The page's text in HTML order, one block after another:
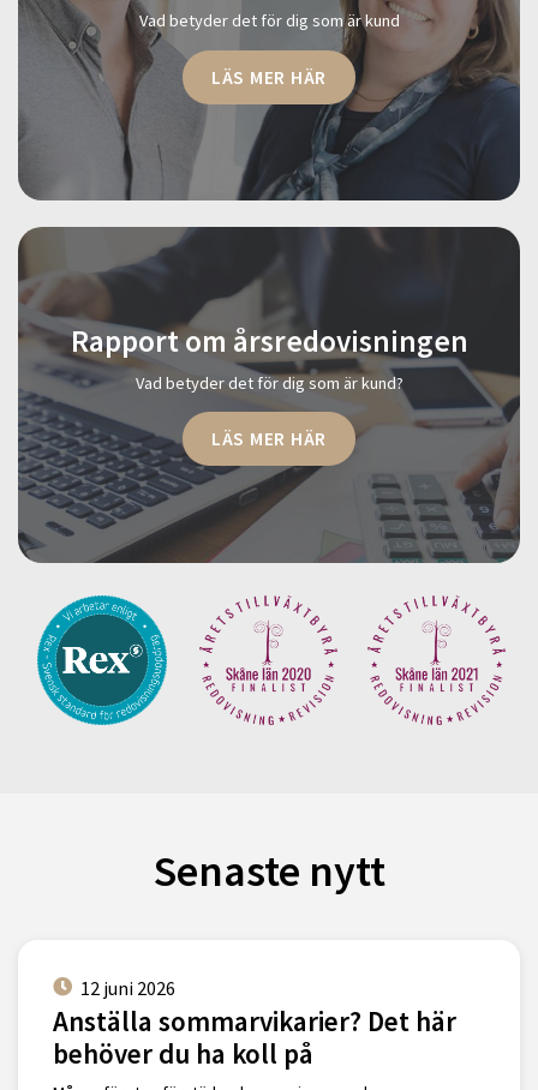
Vad betyder det för dig som är kund
LÄS MER HÄR
Rapport om årsredovisningen
Vad betyder det för dig som är kund?
LÄS MER HÄR
Senaste nytt
12 juni 2026
Anställa sommarvikarier? Det här
behöver du ha koll på